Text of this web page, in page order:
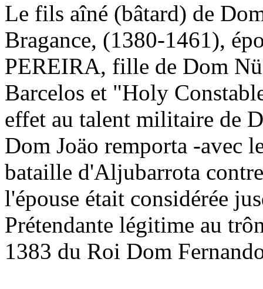
Le fils aîné (bâtard) de
Bragance, (1380-1461),
PEREIRA, fille de Dom
Barcelos et "Holy
effet au talent militaire de
Dom Joäo remporta -avec
bataille d'Aljubarrota
l'épouse était considérée
Prétendante légitime au
1383 du Roi Dom